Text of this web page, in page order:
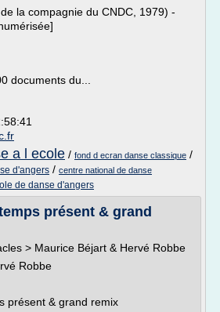
la compagnie du CNDC, 1979) -
documents du...
a l ecole / fond d ecran danse classique /
d'angers / centre national de danse
de danse d'angers
présent & grand
> Maurice Béjart & Hervé Robbe
Robbe
présent & grand remix